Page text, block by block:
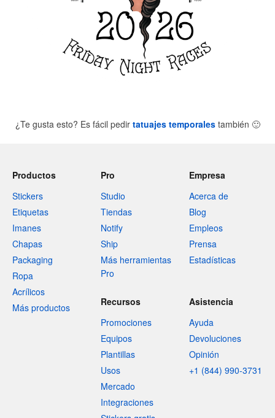
¿Te gusta esto? Es fácil pedir tatuajes temporalestambién 🙂
Productos
Stickers
Etiquetas
Imanes
Chapas
Packaging
Ropa
Acrílicos
Más productos
Pro
Studio
Tiendas
Notify
Ship
Más herramientas
Pro
Empresa
Acerca de
Blog
Empleos
Prensa
Estadísticas
Recursos
Promociones
Equipos
Plantillas
Usos
Mercado
Integraciones
Asistencia
Ayuda
Devoluciones
Opinión
+1 (844) 990-3731